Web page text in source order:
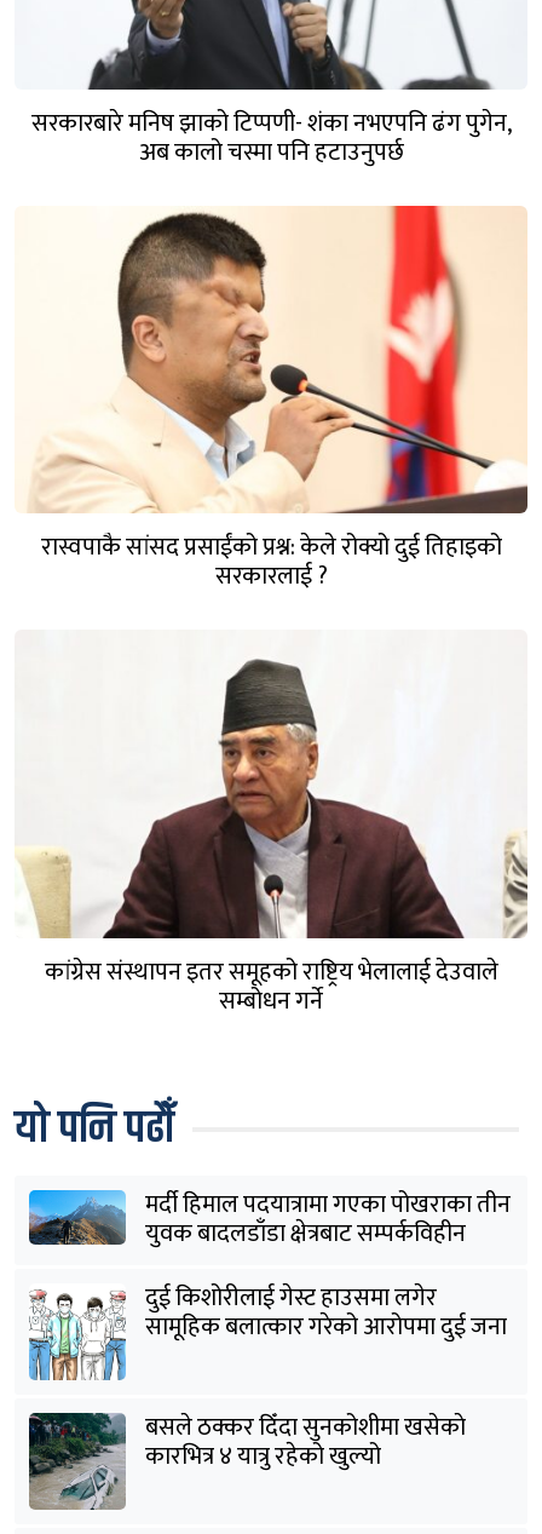
सरकारबारे मनिष झाको टिप्पणी- शंका नभएपनि ढंग पुगेन,
अब कालो चस्मा पनि हटाउनुपर्छ
रास्वपाकै सांसद प्रसाईंको प्रश्न: केले रोक्यो दुई तिहाइको
सरकारलाई ?
कांग्रेस संस्थापन इतर समूहको राष्ट्रिय भेलालाई देउवाले
सम्बोधन गर्ने
यो पनि पढौँ
मर्दी हिमाल पदयात्रामा गएका पोखराका तीन
युवक बादलडाँडा क्षेत्रबाट सम्पर्कविहीन
दुई किशोरीलाई गेस्ट हाउसमा लगेर
सामूहिक बलात्कार गरेको आरोपमा दुई जना
पक्राउ
बसले ठक्कर दिँदा सुनकोशीमा खसेकाे
कारभित्र ४ यात्रु रहेको खुल्यो